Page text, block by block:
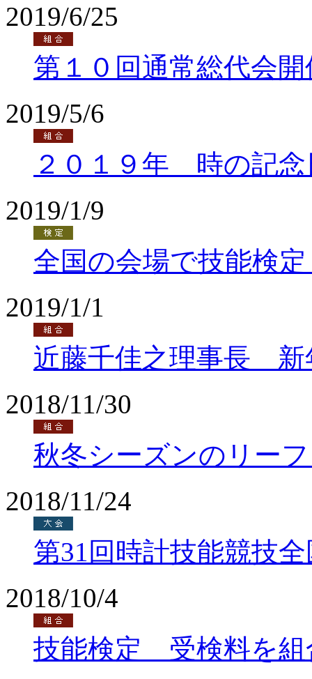
2019/6/25
第１０回通常総代会開
2019/5/6
２０１９年 時の記
2019/1/9
全国の会場で技能検
2019/1/1
近藤千佳之理事長 新
2018/11/30
秋冬シーズンのリー
2018/11/24
第31回時計技能競技
2018/10/4
技能検定 受検料を組